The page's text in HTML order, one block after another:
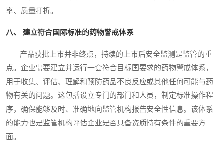
率、质量打折。
八、 建立符合国际标准的药物警戒体系
产品获批上市并非终点，持续的上市后安全监测是监管的重
点。企业需要建立并运行一套符合目标国要求的药物警戒体系，
用于收集、评估、理解和预防药品不良反应或其他任何可能与药
物有关的问题。这包括设立专门的部门和人员，制定标准操作程
序，确保能够及时、准确地向监管机构报告安全性信息。该体系
的能力也是监管机构评估企业是否具备资质持有条件的重要方
面。